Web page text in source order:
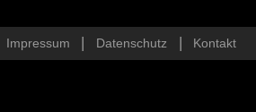
Impressum Datenschutz Kontakt